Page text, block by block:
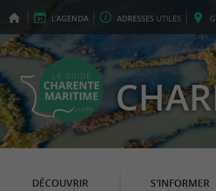
L'AGENDA ADRESSES UTILES
DÉCOUVRIR S'INFORMER